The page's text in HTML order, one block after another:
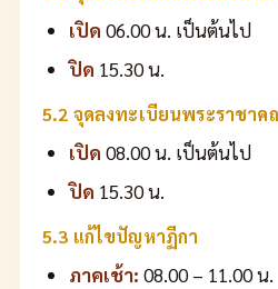
เปิด 06.00 น. เป็นต้นไป
ปิด 15.30 น.
5.2 จุดลงทะเบียนพระราชา
เปิด 08.00 น. เป็นต้นไป
ปิด 15.30 น.
5.3 แก้ไขปัญหาฏีกา
ภาคเช้า: 08.00 – 11.00 น.